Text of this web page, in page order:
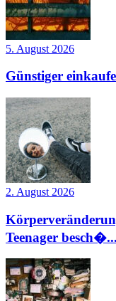
5. August 2026
Günstiger
2. August 2026
Teenager besch�...